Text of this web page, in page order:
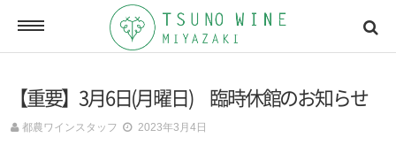
ONLINE SHOP
オンラインショッピング
【重要】3月6日(月曜日) 臨時休館のお知らせ
都農ワインスタッフ 2023年3月4日